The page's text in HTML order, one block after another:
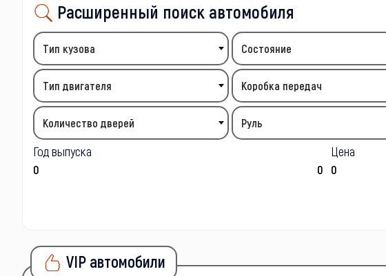
Расширенный поиск автомобиля
Тип кузова Состояние
Тип двигателя Коробка передач
Количество дверей Руль
Год выпуска Цена
VIP автомобили